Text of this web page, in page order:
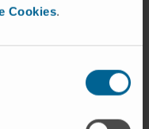
Cookies.
que ANA?
anti-ADN son un
paciente puede